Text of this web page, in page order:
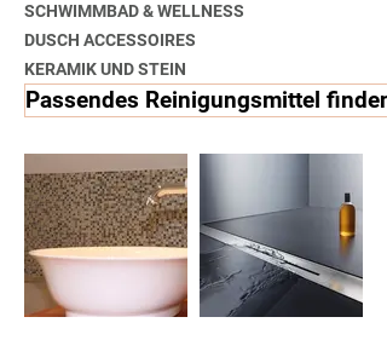
SCHWIMMBAD & WELLNESS
DUSCH ACCESSOIRES
KERAMIK UND STEIN
Passendes Reinigungsmittel finden